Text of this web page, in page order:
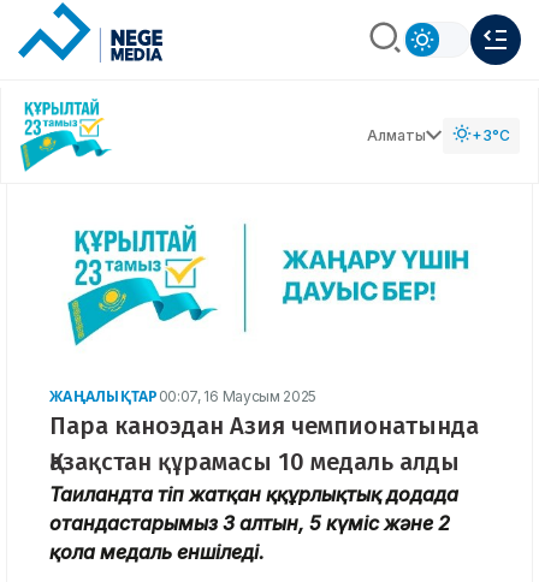
Алматы +3°C
ЖАҢАЛЫҚТАР 00:07, 16 Маусым 2025
Пара каноэдан Азия чемпионатында
Қазақстан құрамасы 10 медаль алды
Таиландта өтіп жатқан ққұрлықтық додада
отандастарымыз 3 алтын, 5 күміс және 2
қола медаль еншіледі.